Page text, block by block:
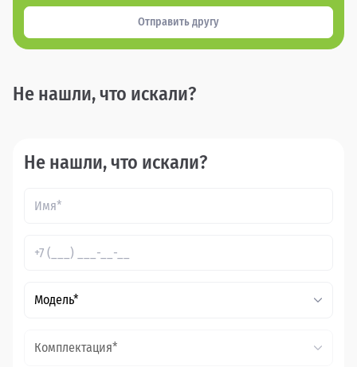
Отправить другу
Не нашли, что искали?
Не нашли, что искали?
Модель*
Комплектация*